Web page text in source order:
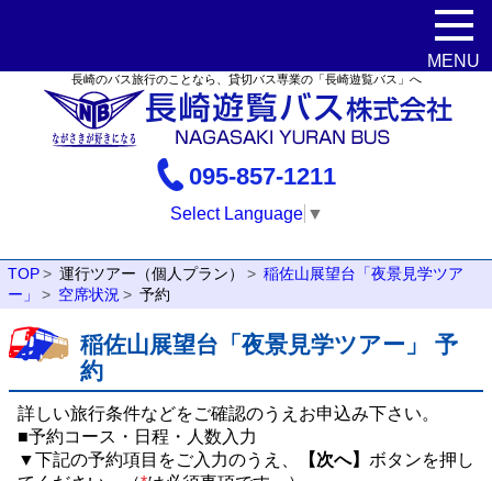
長崎のバス旅行のことなら、貸切バス専業の「長崎遊覧バス」へ
095-857-1211
Select Language ▼
TOP 運行ツアー（個人プラン）
稲佐山展望台「夜景見学ツア
ー」
空席状況 予約
稲佐山展望台「夜景見学ツアー」 予
約
詳しい旅行条件などをご確認のうえお申込み下さい。
■予約コース・日程・人数入力
▼下記の予約項目をご入力のうえ、
【次へ】 ボタンを押し